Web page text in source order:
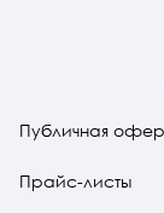
Публичная
Прайс-листы